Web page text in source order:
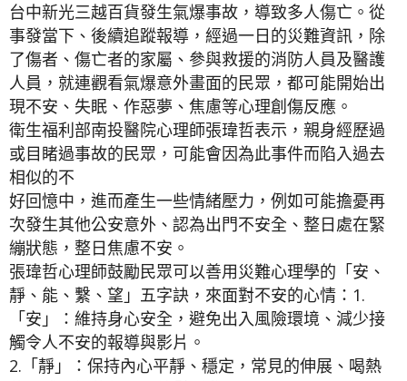
台中新光三越百貨發生氣爆事故，導致多人傷亡。從
事發當下、後續追蹤報導，經過一日的災難資訊，除
了傷者、傷亡者的家屬、參與救援的消防人員及醫護
人員，就連觀看氣爆意外畫面的民眾，都可能開始出
現不安、失眠、作惡夢、焦慮等心理創傷反應。
衛生福利部南投醫院心理師張瑋哲表示，親身經歷過
或目睹過事故的民眾，可能會因為此事件而陷入過去
相似的不
好回憶中，進而產生一些情緒壓力，例如可能擔憂再
次發生其他公安意外、認為出門不安全、整日處在緊
繃狀態，整日焦慮不安。
張瑋哲心理師鼓勵民眾可以善用災難心理學的「安、
靜、能、繫、望」五字訣，來面對不安的心情：1.
「安」：維持身心安全，避免出入風險環境、減少接
觸令人不安的報導與影片。
2.「靜」：保持內心平靜、穩定，常見的伸展、喝熱